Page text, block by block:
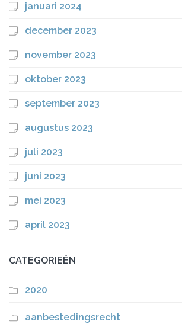
januari 2024
december 2023
november 2023
oktober 2023
september 2023
augustus 2023
juli 2023
juni 2023
mei 2023
april 2023
CATEGORIEËN
2020
aanbestedingsrecht